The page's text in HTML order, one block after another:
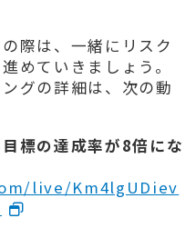
際は、一緒にリスク
めていきましょう。
グの詳細は、次の動
標の達成率が8倍にな
live/Km4lgUDiev